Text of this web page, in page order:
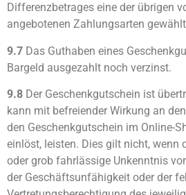
Differenzbetrages eine der übrigen
angebotenen Zahlungsarten
9.7 Das Guthaben eines
Bargeld ausgezahlt noch verzinst.
9.8 Der Geschenkgutschein ist
kann mit befreiender Wirkung an
den Geschenkgutschein im Online-
einlöst, leisten. Dies gilt nicht, wenn
oder grob fahrlässige Unkenntnis
der Geschäftsunfähigkeit oder der